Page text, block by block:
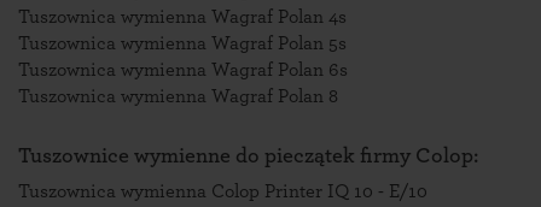
Tuszownica wymienna Wagraf Polan 4s
Tuszownica wymienna Wagraf Polan 5s
Tuszownica wymienna Wagraf Polan 6s
Tuszownica wymienna Wagraf Polan 8
Tuszownice wymienne do pieczątek firmy Colop:
Tuszownica wymienna Colop Printer IQ 10 - E/10